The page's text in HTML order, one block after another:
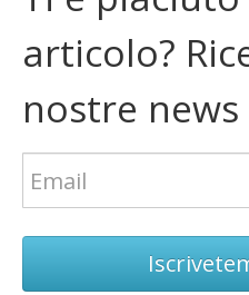
articolo?
nostre